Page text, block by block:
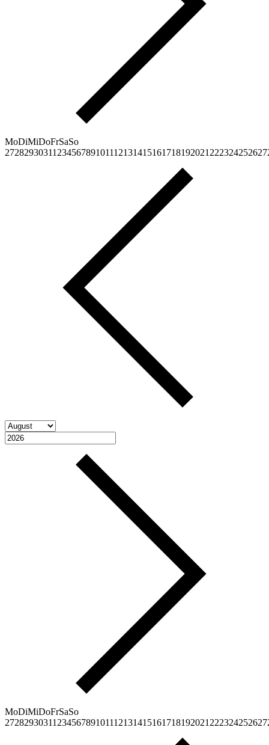
MoDiMiDoFrSaSo
27282930311 23456789101112131415161718192021 222324252627
MoDiMiDoFrSaSo
27282930311 23456789101112131415161718192021 222324252627